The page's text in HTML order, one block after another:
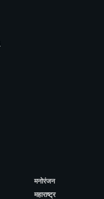
मनोरंजन
महाराष्ट्र